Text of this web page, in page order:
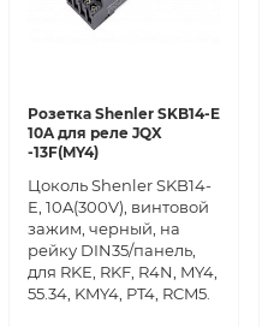
Розетка Shenler SKB14-E
10A для реле JQX
-13F(MY4)
Цоколь Shenler SKB14-
E, 10A(300V), винтовой
зажим, черный, на
рейку DIN35/панель,
для RKE, RKF, R4N, MY4,
55.34, KMY4, PT4, RCM5.